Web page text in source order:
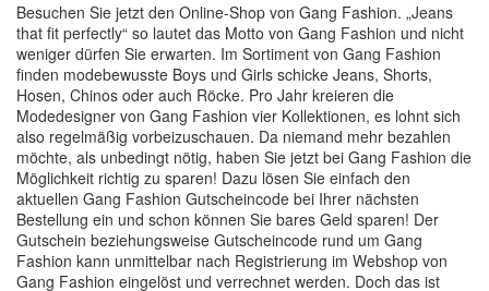
Besuchen Sie jetzt den Online-Shop von Gang Fashion. „Jeans
that fit perfectly“ so lautet das Motto von Gang Fashion und nicht
weniger dürfen Sie erwarten. Im Sortiment von Gang Fashion
finden modebewusste Boys und Girls schicke Jeans, Shorts,
Hosen, Chinos oder auch Röcke. Pro Jahr kreieren die
Modedesigner von Gang Fashion vier Kollektionen, es lohnt sich
also regelmäßig vorbeizuschauen. Da niemand mehr bezahlen
möchte, als unbedingt nötig, haben Sie jetzt bei Gang Fashion die
Möglichkeit richtig zu sparen! Dazu lösen Sie einfach den
aktuellen Gang Fashion Gutscheincode bei Ihrer nächsten
Bestellung ein und schon können Sie bares Geld sparen! Der
Gutschein beziehungsweise Gutscheincode rund um Gang
Fashion kann unmittelbar nach Registrierung im Webshop von
Gang Fashion eingelöst und verrechnet werden. Doch das ist